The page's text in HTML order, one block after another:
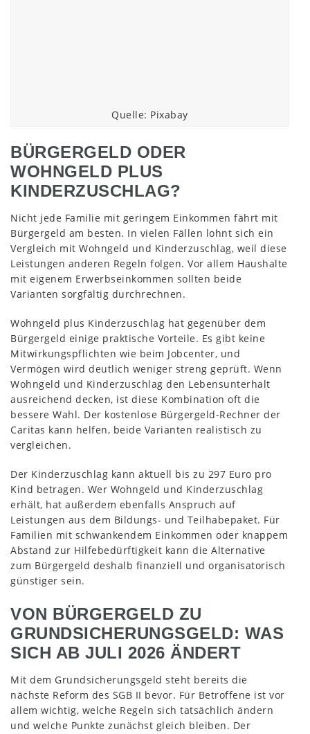
Quelle: Pixabay
BÜRGERGELD ODER
WOHNGELD PLUS
KINDERZUSCHLAG?
Nicht jede Familie mit geringem Einkommen fährt mit
Bürgergeld am besten. In vielen Fällen lohnt sich ein
Vergleich mit Wohngeld und Kinderzuschlag, weil diese
Leistungen anderen Regeln folgen. Vor allem Haushalte
mit eigenem Erwerbseinkommen sollten beide
Varianten sorgfältig durchrechnen.
Wohngeld plus Kinderzuschlag hat gegenüber dem
Bürgergeld einige praktische Vorteile. Es gibt keine
Mitwirkungspflichten wie beim Jobcenter, und
Vermögen wird deutlich weniger streng geprüft. Wenn
Wohngeld und Kinderzuschlag den Lebensunterhalt
ausreichend decken, ist diese Kombination oft die
bessere Wahl. Der kostenlose Bürgergeld-Rechner der
Caritas kann helfen, beide Varianten realistisch zu
vergleichen.
Der Kinderzuschlag kann aktuell bis zu 297 Euro pro
Kind betragen. Wer Wohngeld und Kinderzuschlag
erhält, hat außerdem ebenfalls Anspruch auf
Leistungen aus dem Bildungs- und Teilhabepaket. Für
Familien mit schwankendem Einkommen oder knappem
Abstand zur Hilfebedürftigkeit kann die Alternative
zum Bürgergeld deshalb finanziell und organisatorisch
günstiger sein.
VON BÜRGERGELD ZU
GRUNDSICHERUNGSGELD: WAS
SICH AB JULI 2026 ÄNDERT
Mit dem Grundsicherungsgeld steht bereits die
nächste Reform des SGB II bevor. Für Betroffene ist vor
allem wichtig, welche Regeln sich tatsächlich ändern
und welche Punkte zunächst gleich bleiben. Der